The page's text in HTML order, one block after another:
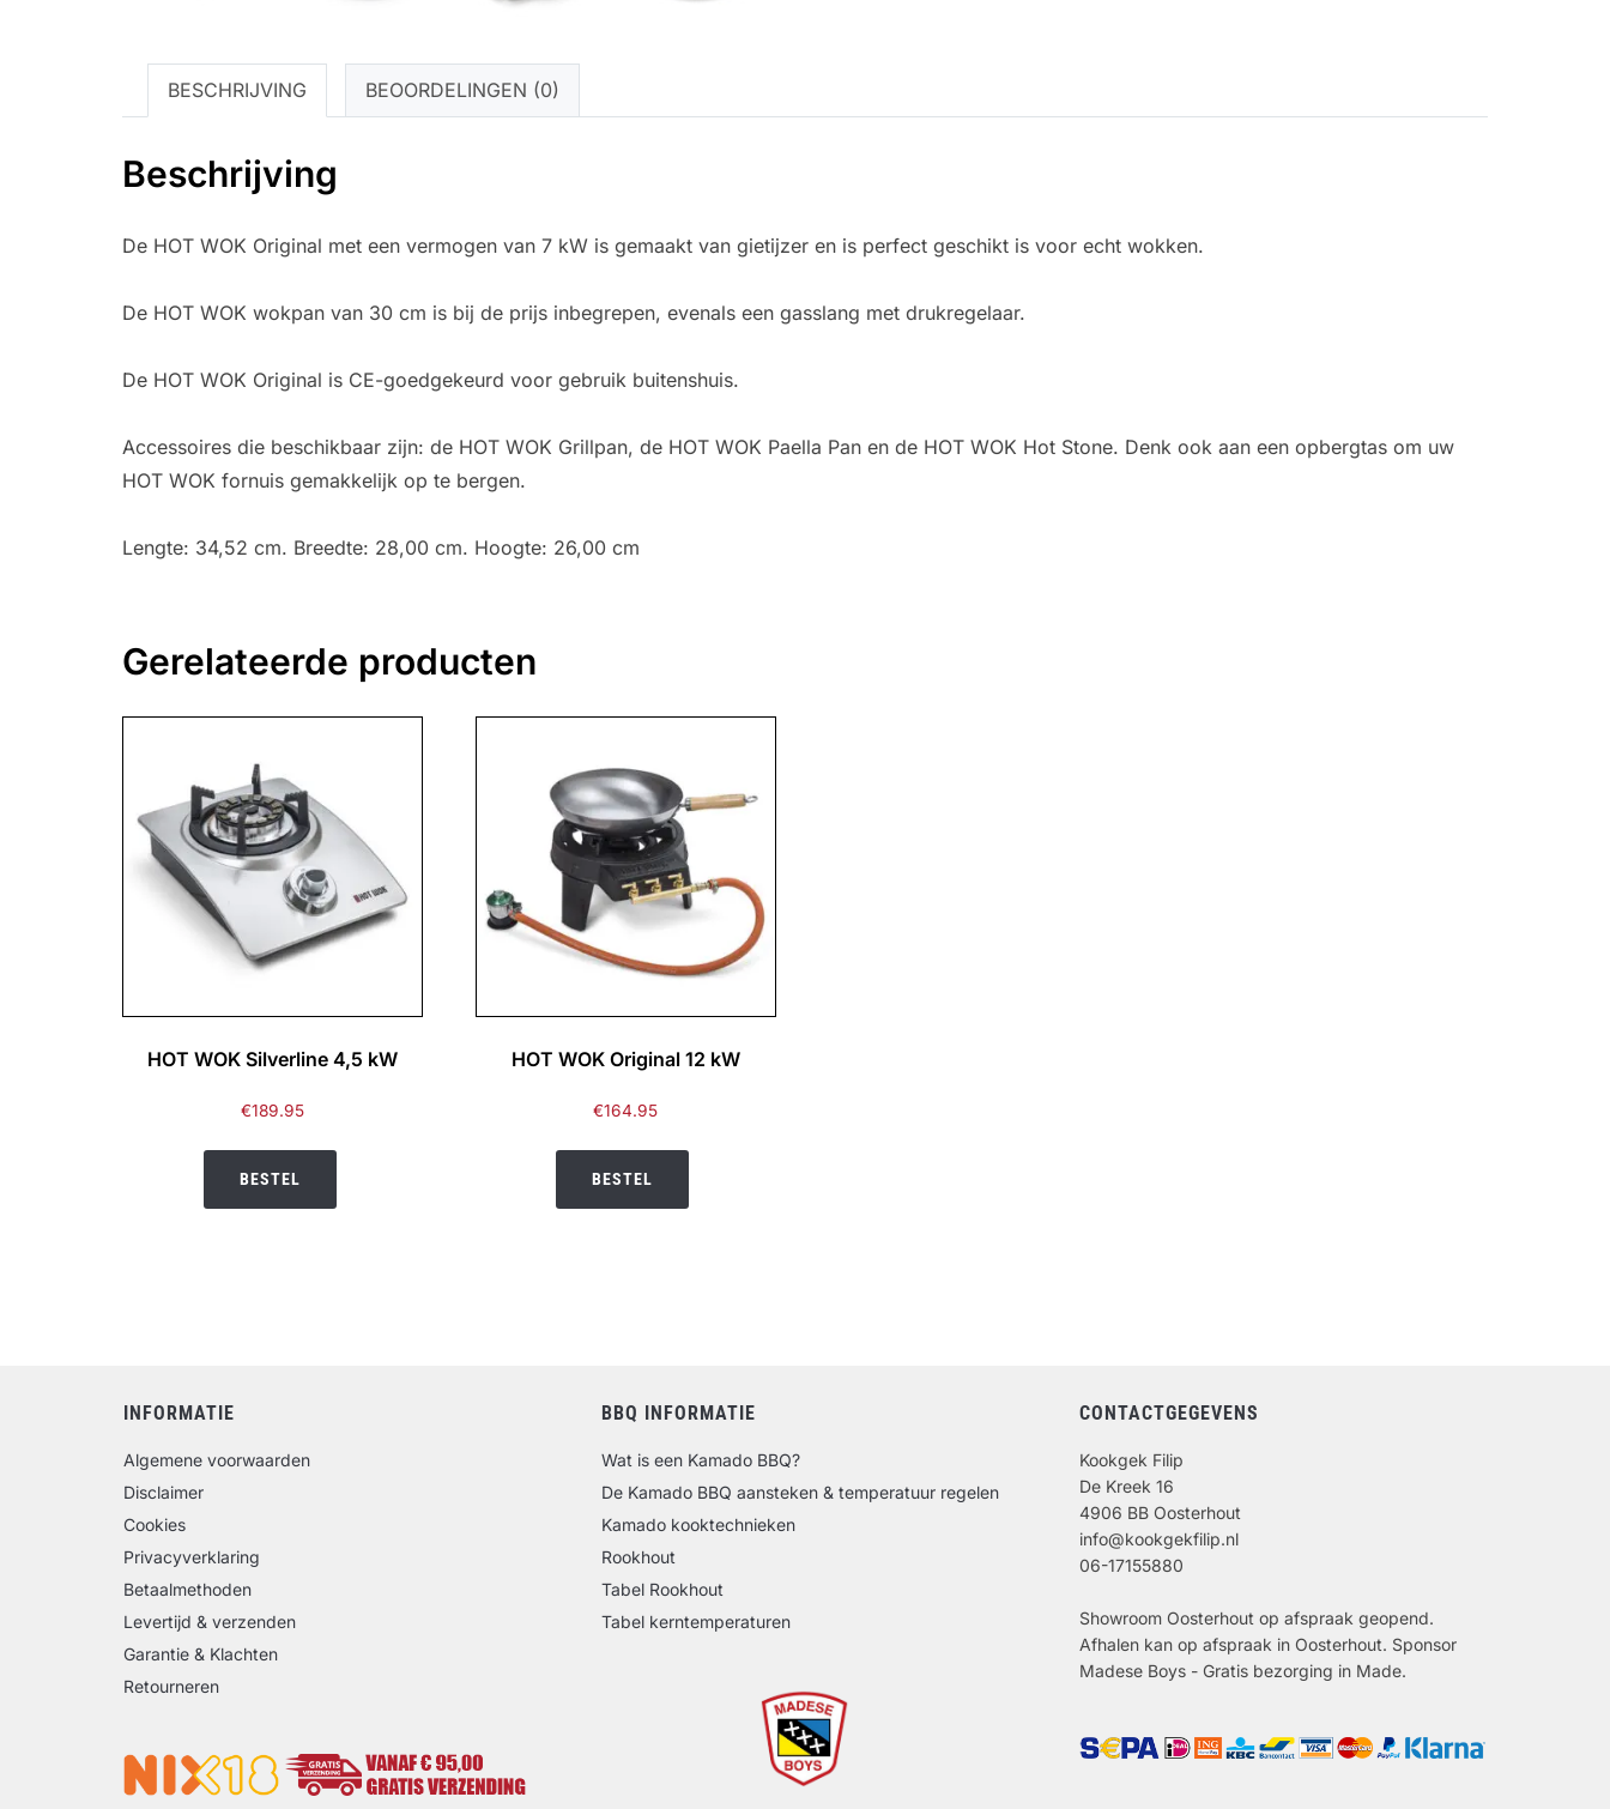
BESCHRIJVING BEOORDELINGEN (0)
Beschrijving
De HOT WOK Original met een vermogen van 7 kW is gemaakt van gietijzer en is perfect geschikt is voor echt wokken.
De HOT WOK wokpan van 30 cm is bij de prijs inbegrepen, evenals een gasslang met drukregelaar.
De HOT WOK Original is CE-goedgekeurd voor gebruik buitenshuis.
Accessoires die beschikbaar zijn: de HOT WOK Grillpan, de HOT WOK Paella Pan en de HOT WOK Hot Stone. Denk ook aan een opbergtas om uw
HOT WOK fornuis gemakkelijk op te bergen.
Lengte: 34,52 cm. Breedte: 28,00 cm. Hoogte: 26,00 cm
Gerelateerde producten
HOT WOK Silverline 4,5 kW
€189.95
BESTEL
HOT WOK Original 12 kW
€164.95
BESTEL
INFORMATIE
Algemene voorwaarden
Disclaimer
Cookies
Privacyverklaring
Betaalmethoden
Levertijd & verzenden
Garantie & Klachten
Retourneren
BBQ INFORMATIE
Wat is een Kamado BBQ?
De Kamado BBQ aansteken & temperatuur regelen
Kamado kooktechnieken
Rookhout
Tabel Rookhout
Tabel kerntemperaturen
CONTACTGEGEVENS
Kookgek Filip
De Kreek 16
4906 BB Oosterhout
info@kookgekfilip.nl
06-17155880
Showroom Oosterhout op afspraak geopend.
Afhalen kan op afspraak in Oosterhout. Sponsor
Madese Boys - Gratis bezorging in Made.